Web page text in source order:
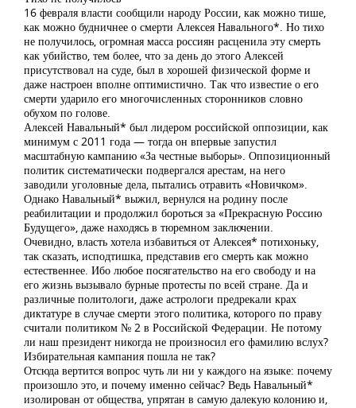
16 февраля власти сообщили народу России, как можно тише,
как можно будничнее о смерти Алексея Навального*. Но тихо
не получилось, огромная масса россиян расценила эту смерть
как убийство, тем более, что за день до этого Алексей
присутствовал на суде, был в хорошей физической форме и
даже настроен вполне оптимистично. Так что известие о его
смерти ударило его многочисленных сторонников словно
обухом по голове.
Алексей Навальный* был лидером российской оппозиции, как
минимум с 2011 года — тогда он впервые запустил
масштабную кампанию «За честные выборы». Оппозиционный
политик систематически подвергался арестам, на него
заводили уголовные дела, пытались отравить «Новичком».
Однако Навальный* выжил, вернулся на родину после
реабилитации и продолжил бороться за «Прекрасную Россию
Будущего», даже находясь в тюремном заключении.
Очевидно, власть хотела избавиться от Алексея* потихоньку,
так сказать, исподтишка, представив его смерть как можно
естественнее. Ибо любое посягательство на его свободу и на
его жизнь вызывало бурные протесты по всей стране. Да и
различные политологи, даже астрологи предрекали крах
диктатуре в случае смерти этого политика, которого по праву
считали политиком № 2 в Российской Федерации. Не потому
ли наш президент никогда не произносил его фамилию вслух?
Избирательная кампания пошла не так?
Отсюда вертится вопрос чуть ли ни у каждого на языке: почему
произошло это, и почему именно сейчас? Ведь Навальный*
изолирован от общества, упрятан в самую далекую колонию и,